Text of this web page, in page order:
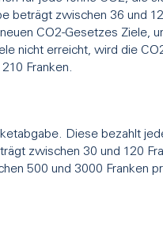
beträgt zwischen 36 und
CO2-Gesetzes Ziele,
nicht erreicht, wird die
Franken.
Diese bezahlt
zwischen 30 und 120
500 und 3000 Franken